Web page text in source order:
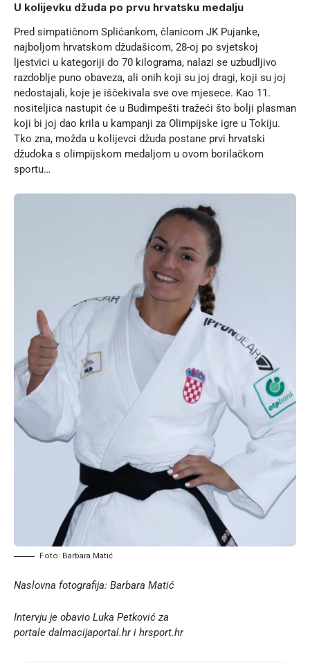
U kolijevku džuda po prvu hrvatsku medalju
Pred simpatičnom Splićankom, članicom JK Pujanke,
najboljom hrvatskom džudašicom, 28-oj po svjetskoj
ljestvici u kategoriji do 70 kilograma, nalazi se uzbudljivo
razdoblje puno obaveza, ali onih koji su joj dragi, koji su joj
nedostajali, koje je iščekivala sve ove mjesece. Kao 11.
nositeljica nastupit će u Budimpešti tražeći što bolji plasman
koji bi joj dao krila u kampanji za Olimpijske igre u Tokiju.
Tko zna, možda u kolijevci džuda postane prvi hrvatski
džudoka s olimpijskom medaljom u ovom borilačkom
sportu…
Foto: Barbara Matić
Naslovna fotografija: Barbara Matić
Intervju je obavio Luka Petković za
portale dalmacijaportal.hri hrsport.hr